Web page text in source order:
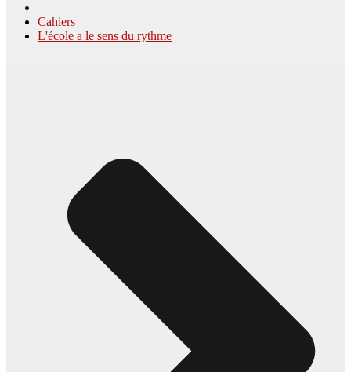
Cahiers
L'école a le sens du rythme